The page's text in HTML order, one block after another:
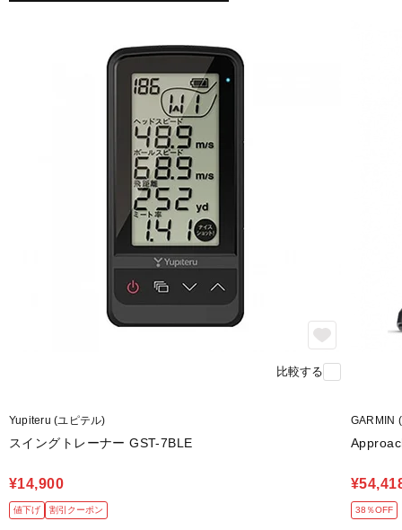
比較する
Yupiteru (ユピテル)
スイングトレーナー GST-7BLE
¥14,900
値下げ 割引クーポン
GARMIN
38％OFF